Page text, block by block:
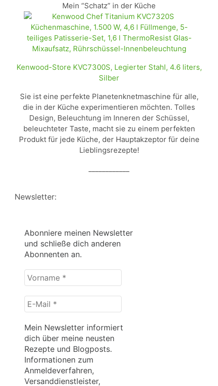
Mein “Schatz” in der Küche
Kenwood-Store KVC7300S, Legierter Stahl, 4.6 liters,
Silber
Sie ist eine perfekte Planetenknetmaschine für alle,
die in der Küche experimentieren möchten. Tolles
Design, Beleuchtung im Inneren der Schüssel,
beleuchteter Taste, macht sie zu einem perfekten
Produkt für jede Küche, der Hauptakzeptor für deine
Lieblingsrezepte!
Newsletter:
Abonniere meinen Newsletter
und schließe dich anderen
Abonnenten an.
Vorname
*
E-
Mail
*
Mein Newsletter informiert
dich über meine neusten
Rezepte und Blogposts.
Informationen zum
Anmeldeverfahren,
Versanddienstleister,